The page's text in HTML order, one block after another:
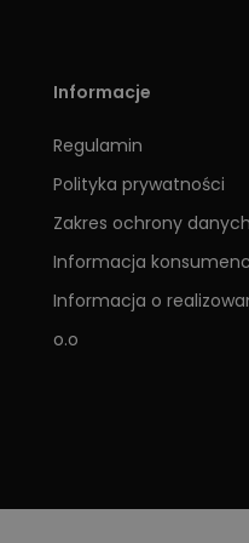
Informacje
Regulamin
Polityka prywatności
Zakres ochrony
Informacja
Informacja o
o.o